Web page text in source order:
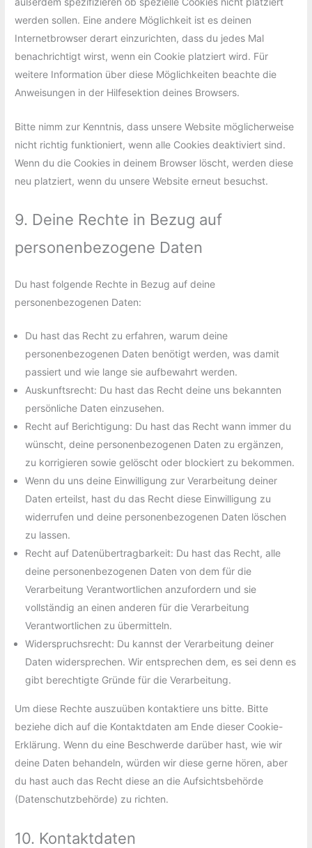
werden sollen. Eine andere Möglichkeit ist es deinen
Internetbrowser derart einzurichten, dass du jedes Mal
benachrichtigt wirst, wenn ein Cookie platziert wird. Für
weitere Information über diese Möglichkeiten beachte die
Anweisungen in der Hilfesektion deines Browsers.
Bitte nimm zur Kenntnis, dass unsere Website möglicherweise
nicht richtig funktioniert, wenn alle Cookies deaktiviert sind.
Wenn du die Cookies in deinem Browser löscht, werden diese
neu platziert, wenn du unsere Website erneut besuchst.
9. Deine Rechte in Bezug auf
personenbezogene Daten
Du hast folgende Rechte in Bezug auf deine
personenbezogenen Daten:
Du hast das Recht zu erfahren, warum deine
personenbezogenen Daten benötigt werden, was damit
passiert und wie lange sie aufbewahrt werden.
Auskunftsrecht: Du hast das Recht deine uns bekannten
persönliche Daten einzusehen.
Recht auf Berichtigung: Du hast das Recht wann immer du
wünscht, deine personenbezogenen Daten zu ergänzen,
zu korrigieren sowie gelöscht oder blockiert zu bekommen.
Wenn du uns deine Einwilligung zur Verarbeitung deiner
Daten erteilst, hast du das Recht diese Einwilligung zu
widerrufen und deine personenbezogenen Daten löschen
zu lassen.
Recht auf Datenübertragbarkeit: Du hast das Recht, alle
deine personenbezogenen Daten von dem für die
Verarbeitung Verantwortlichen anzufordern und sie
vollständig an einen anderen für die Verarbeitung
Verantwortlichen zu übermitteln.
Widerspruchsrecht: Du kannst der Verarbeitung deiner
Daten widersprechen. Wir entsprechen dem, es sei denn es
gibt berechtigte Gründe für die Verarbeitung.
Um diese Rechte auszuüben kontaktiere uns bitte. Bitte
beziehe dich auf die Kontaktdaten am Ende dieser Cookie-
Erklärung. Wenn du eine Beschwerde darüber hast, wie wir
deine Daten behandeln, würden wir diese gerne hören, aber
du hast auch das Recht diese an die Aufsichtsbehörde
(Datenschutzbehörde) zu richten.
10. Kontaktdaten